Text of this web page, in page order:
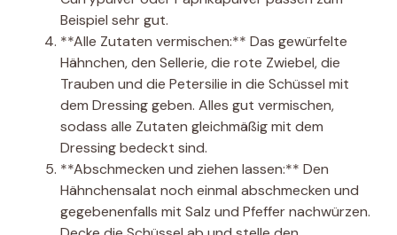
Beispiel sehr gut.
**Alle Zutaten vermischen:** Das gewürfelte
Hähnchen, den Sellerie, die rote Zwiebel, die
Trauben und die Petersilie in die Schüssel mit
dem Dressing geben. Alles gut vermischen,
sodass alle Zutaten gleichmäßig mit dem
Dressing bedeckt sind.
**Abschmecken und ziehen lassen:** Den
Hähnchensalat noch einmal abschmecken und
gegebenenfalls mit Salz und Pfeffer nachwürzen.